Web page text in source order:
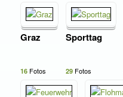
Graz
16Fotos
Sporttag
29Fotos